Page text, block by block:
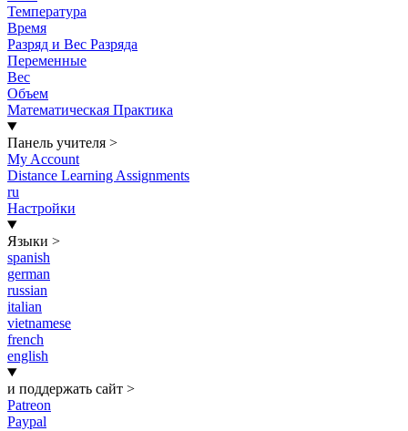
Температура
Время
Разряд и Вес Разряда
Переменные
Вес
Объем
Математическая Практика
Панель учителя >
My Account
Distance Learning Assignments
ru
Настройки
Языки >
spanish
german
russian
italian
vietnamese
french
english
и поддержать сайт >
Patreon
Paypal